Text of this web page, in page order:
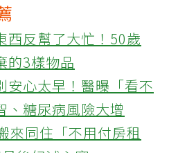
西反幫了大忙！50歲
的3樣物品
安心太早！醫曝「看不
、糖尿病風險大增
來同住「不用付房租